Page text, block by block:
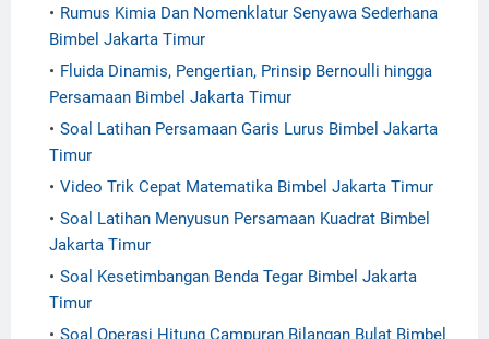
Rumus Kimia Dan Nomenklatur Senyawa Sederhana
Bimbel Jakarta Timur
Fluida Dinamis, Pengertian, Prinsip Bernoulli hingga
Persamaan Bimbel Jakarta Timur
Soal Latihan Persamaan Garis Lurus Bimbel Jakarta
Timur
Video Trik Cepat Matematika Bimbel Jakarta Timur
Soal Latihan Menyusun Persamaan Kuadrat Bimbel
Jakarta Timur
Soal Kesetimbangan Benda Tegar Bimbel Jakarta
Timur
Soal Operasi Hitung Campuran Bilangan Bulat Bimbel